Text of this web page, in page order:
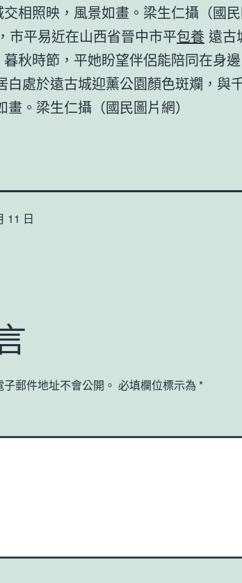
相照映，風景如畫。梁生仁攝（國民
市平易近在山西省晉中市平包養 遠古
秋時節，平她盼望伴侶能陪同在身
白處於遠古城迎薰公園顏色斑斕，與
畫。梁生仁攝（國民圖片網）
11 日
郵件地址不會公開。 必填欄位標示為 *